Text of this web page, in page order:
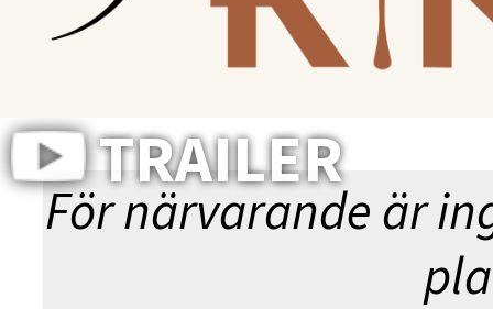
TRAILER
För närvarande är